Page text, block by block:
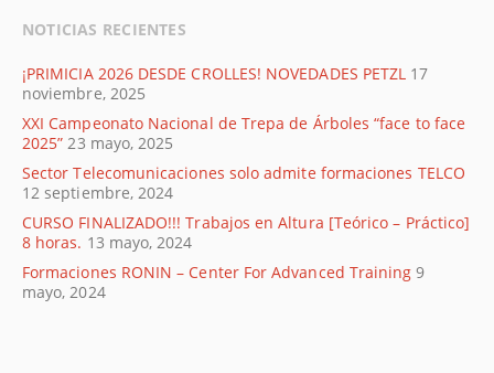
NOTICIAS RECIENTES
¡PRIMICIA 2026 DESDE CROLLES! NOVEDADES PETZL 17
noviembre, 2025
XXI Campeonato Nacional de Trepa de Árboles “face to face
2025” 23 mayo, 2025
Sector Telecomunicaciones solo admite formaciones TELCO
12 septiembre, 2024
CURSO FINALIZADO!!! Trabajos en Altura [Teórico – Práctico]
8 horas. 13 mayo, 2024
Formaciones RONIN – Center For Advanced Training 9
mayo, 2024